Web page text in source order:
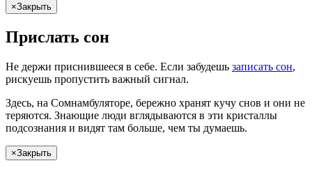
×Закрыть
Прислать сон
Не держи приснившееся в себе. Если забудешь записать сон,
рискуешь пропустить важный сигнал.
Здесь, на Сомнамбуляторе, бережно хранят кучу снов и они не
теряются. Знающие люди вглядываются в эти кристаллы
подсознания и видят там больше, чем ты думаешь.
×Закрыть